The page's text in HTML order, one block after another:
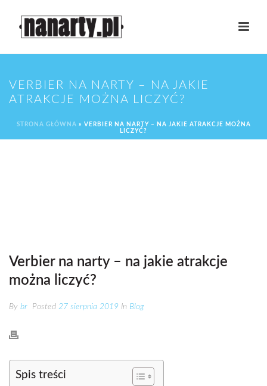
VERBIER NA NARTY – NA JAKIE
ATRAKCJE MOŻNA LICZYĆ?
STRONA GŁÓWNA » VERBIER NA NARTY – NA JAKIE ATRAKCJE MOŻNA
LICZYĆ?
Verbier na narty – na jakie atrakcje
można liczyć?
By br Posted 27 sierpnia 2019 In Blog
Spis treści